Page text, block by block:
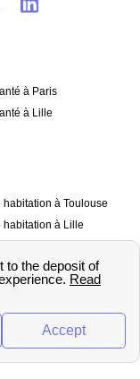
à Paris
à Lille
habitation à Toulouse
habitation à Lille